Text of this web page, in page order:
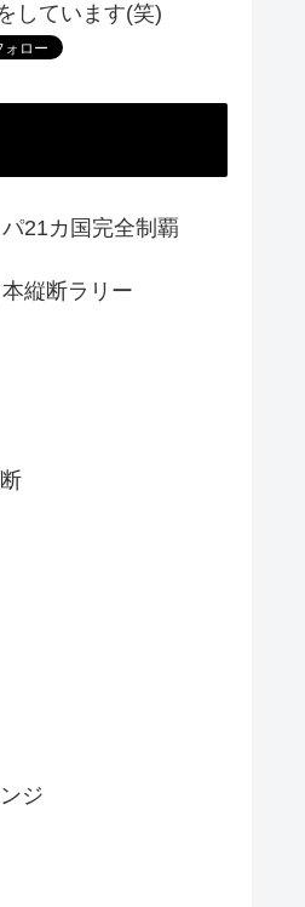
しています(笑)
21カ国完全制覇
縦断ラリー
ジ